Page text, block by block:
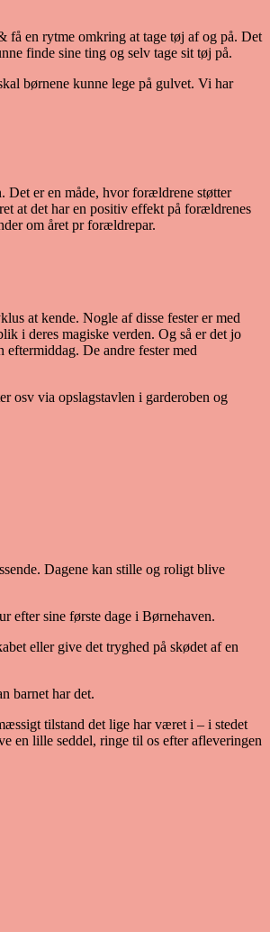
få en rytme omkring at tage tøj af og på. Det
finde sine ting og selv tage sit tøj på.
børnene kunne lege på gulvet. Vi har
Det er en måde, hvor forældrene støtter
at det har en positiv effekt på forældrenes
om året pr forældrepar.
at kende. Nogle af disse fester er med
i deres magiske verden. Og så er det jo
De andre fester med
osv via opslagstavlen i garderoben og
Dagene kan stille og roligt blive
efter sine første dage i Børnehaven.
eller give det tryghed på skødet af en
barnet har det.
tilstand det lige har været i – i stedet
en lille seddel, ringe til os efter afleveringen